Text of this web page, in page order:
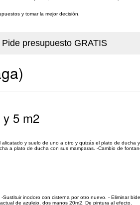
y tomar la mejor decisión.
y 5 m2
y suelo de uno a otro y quizás el plato de ducha
a plato de ducha con sus mamparas. -Cambio de
inodoro con cisterna por otro nuevo. - Eliminar
de azulejo, dos manos 20m2. De pintura al efecto.